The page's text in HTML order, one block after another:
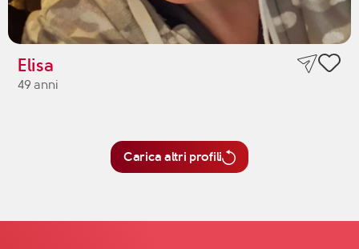
Elisa
49 anni
Carica altri profili